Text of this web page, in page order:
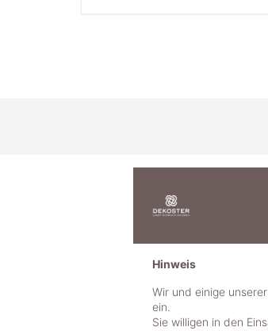
Hinweis
Wir und einige
ein.
Sie willigen in den